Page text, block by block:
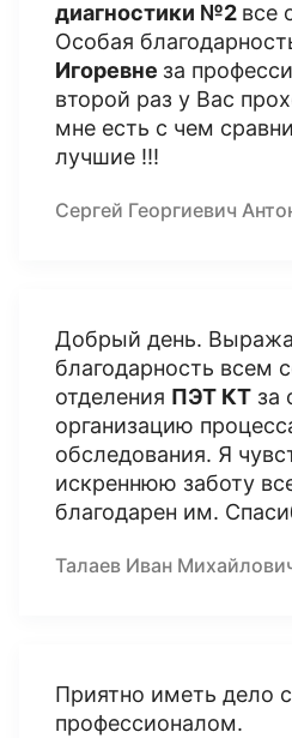
диагностики №2 все
Особая
Игоревне за
второй раз у Вас
мне есть с чем
лучшие !!!
Сергей Георгиевич
Добрый день.
благодарность всем
отделения ПЭТ КТ за
организацию
обследования. Я
искреннюю заботу
благодарен им.
Талаев Иван
Приятно иметь дело с
профессионалом.